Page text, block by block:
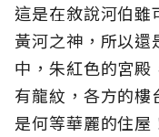
這是在敘說河伯
黃河之神，所以還
中，朱紅色的宮
有龍紋，各方的
是何等華麗的住